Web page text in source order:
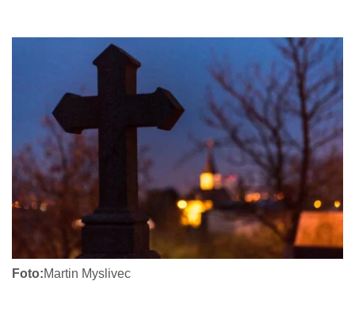
Foto:Martin Myslivec